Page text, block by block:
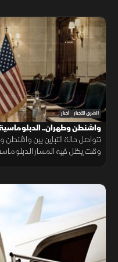
الشرق للأخبار أخبار
واشنطن وطهران..
تتواصل حالة التباين بين
وقت يظل فيه المسار